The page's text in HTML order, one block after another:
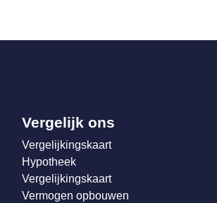
Vergelijk ons
Vergelijkingskaart
Hypotheek
Vergelijkingskaart
Vermogen opbouwen